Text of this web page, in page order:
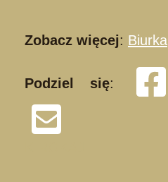
Zobacz więcej: Biurka
Podziel się: